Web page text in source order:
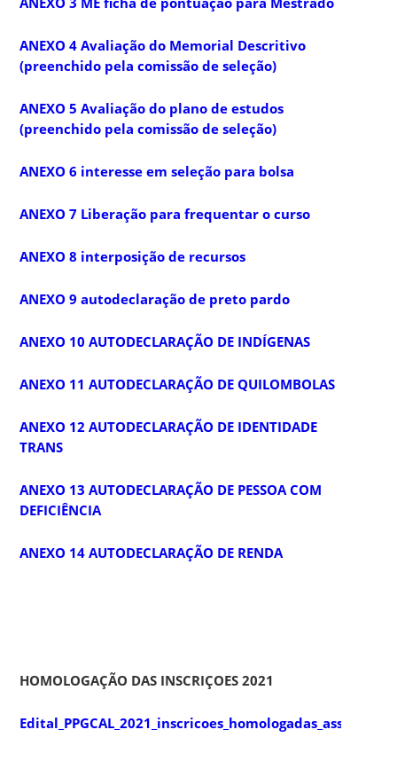
ANEXO 4 Avaliação do Memorial Descritivo
(preenchido pela comissão de seleção)
ANEXO 5 Avaliação do plano de estudos
(preenchido pela comissão de seleção)
ANEXO 6 interesse em seleção para bolsa
ANEXO 7 Liberação para frequentar o curso
ANEXO 8 interposição de recursos
ANEXO 9 autodeclaração de preto pardo
ANEXO 10 AUTODECLARAÇÃO DE INDÍGENAS
ANEXO 11 AUTODECLARAÇÃO DE QUILOMBOLAS
ANEXO 12 AUTODECLARAÇÃO DE IDENTIDADE
TRANS
ANEXO 13 AUTODECLARAÇÃO DE PESSOA COM
DEFICIÊNCIA
ANEXO 14 AUTODECLARAÇÃO DE RENDA
HOMOLOGAÇÃO DAS INSCRIÇOES 2021